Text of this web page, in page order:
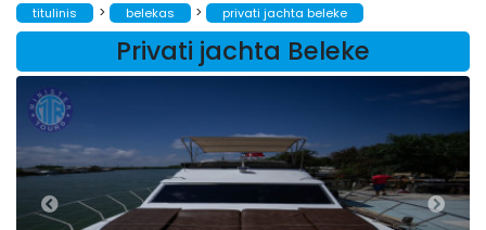
titulinis > belekas > privati jachta beleke
Privati jachta Beleke